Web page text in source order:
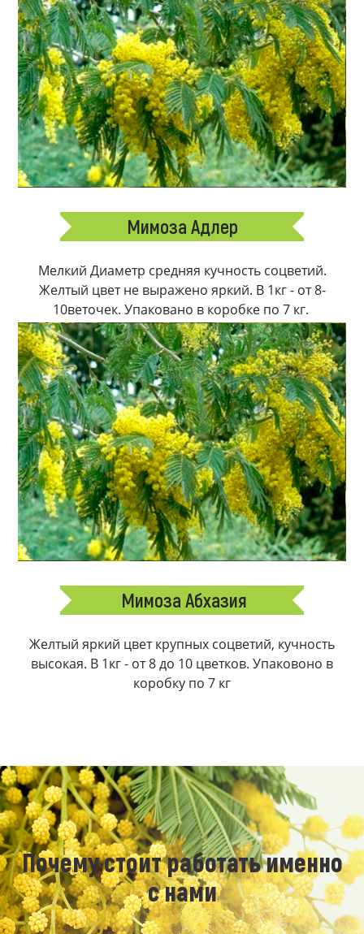
Мимоза Адлер
Мелкий Диаметр средняя кучность соцветий.
Желтый цвет не выражено яркий. В 1кг - от 8-
10веточек. Упаковано в коробке по 7 кг.
Мимоза Абхазия
Желтый яркий цвет крупных соцветий, кучность
высокая. В 1кг - от 8 до 10 цветков. Упаковоно в
коробку по 7 кг
Почему стоит работать именно
с нами